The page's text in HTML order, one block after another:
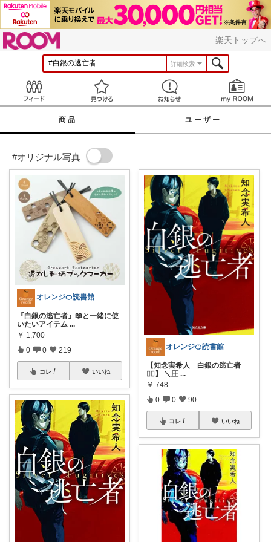
楽天トップへ
詳細検索
見つける お知らせ
商品 ユーザー
#オリジナル写真
オレンジ🍊読書館
『白銀の逃亡者』📖と一緒に使
いたいアイテム ...
￥ 1,700
0 0 219
コレ いいね
オレンジ🍊読書館
【知念実希人 白銀の逃亡者
🏴‍☠️】 ＼圧 ...
￥ 748
0 0 90
コレ いいね